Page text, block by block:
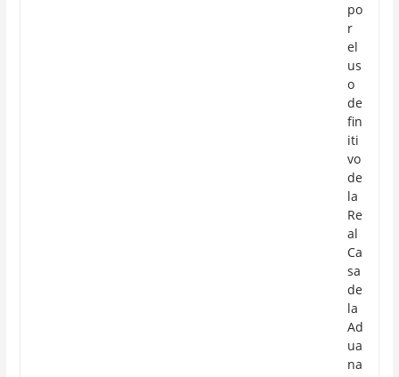
po
r
el
us
o
de
fin
iti
vo
de
la
Re
al
Ca
sa
de
la
Ad
ua
na